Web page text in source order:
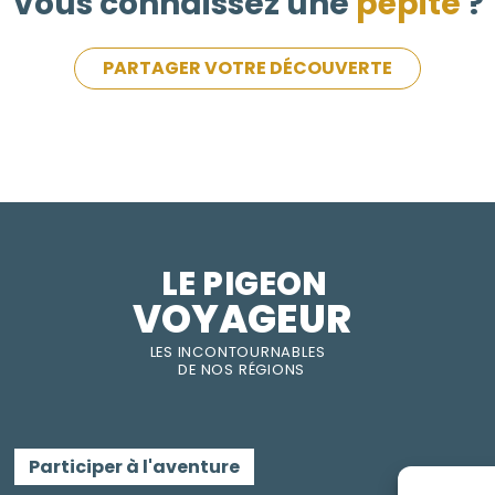
PARTAGER VOTRE DÉCOUVERTE
LES INCONTOURNABLES
DE NOS RÉGIONS
LE PIGEON
VOYAGEUR
Participer à l'aventure